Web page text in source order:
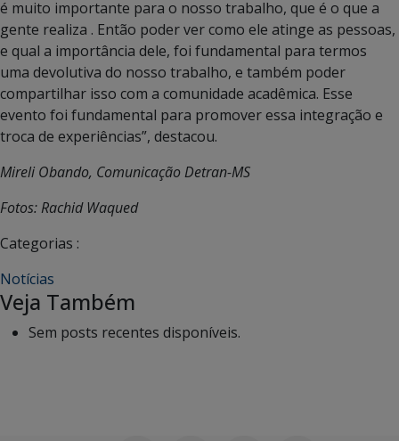
é muito importante para o nosso trabalho, que é o que a
gente realiza . Então poder ver como ele atinge as pessoas,
e qual a importância dele, foi fundamental para termos
uma devolutiva do nosso trabalho, e também poder
compartilhar isso com a comunidade acadêmica. Esse
evento foi fundamental para promover essa integração e
troca de experiências”, destacou.
Mireli Obando, Comunicação Detran-MS
Fotos: Rachid Waqued
Categorias :
Notícias
Veja Também
Sem posts recentes disponíveis.